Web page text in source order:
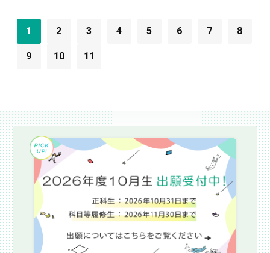
1 2 3 4 5 6 7 8
9 10 11